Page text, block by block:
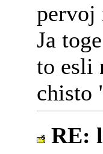
pervoj
Ja
to esli
chisto
RE: